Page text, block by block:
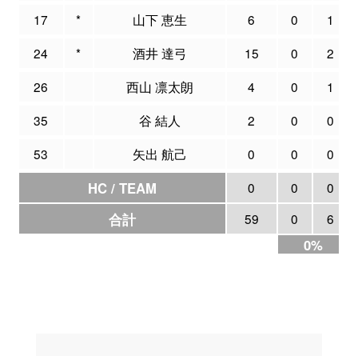
17 * 山下 恵生 6 0
1
24
* 酒井 達弓 15 0
2
26
西山 凛太朗 4 0
1
35
谷 結人 2 0
0
53
矢出 航己 0 0 0
HC / TEAM 0 0 0
合計 59 0 6
0%